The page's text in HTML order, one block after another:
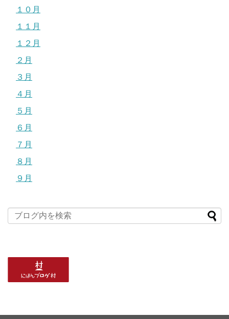
１０月
１１月
１２月
２月
３月
４月
５月
６月
７月
８月
９月